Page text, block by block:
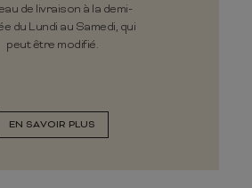
de livraison à la demi-
du Lundi au Samedi, qui
peut être modifié.
EN SAVOIR PLUS